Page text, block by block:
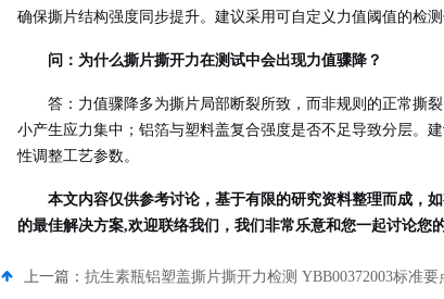
确保撕片结构强度同步提升。建议采用可自定义力值阈值的检
问：为什么撕片撕开力在测试中会出现力值骤降？
答：力值骤降多为撕片局部断裂所致，而非规则的正常撕
小产生应力集中；铝箔与塑料盖复合强度是否不足导致分层。
性调整工艺参数。
本文内容仅供参考讨论，基于有限的研究资料整理而成，
的最佳解决方案,欢迎联络我们，我们非常乐意和您一起讨论您的
上一篇： 抗生素瓶铝塑盖撕片撕开力检测 YBB00372003标准要